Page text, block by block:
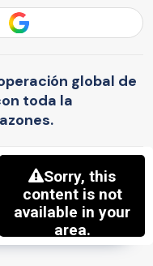
global de
toda la